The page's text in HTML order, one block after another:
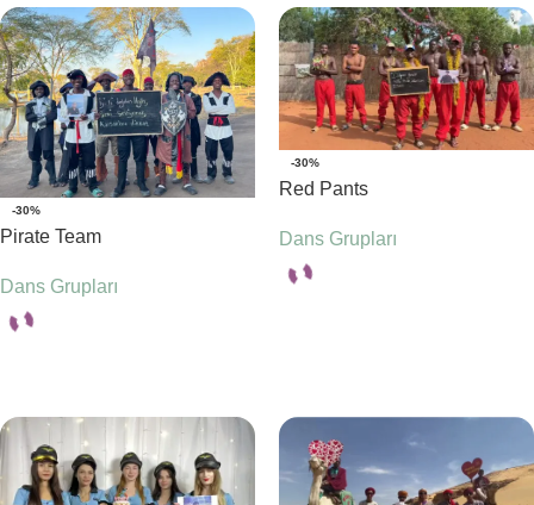
-30%
Pirate Team
Dans Grupları
-30%
Red Pants
Dans Grupları